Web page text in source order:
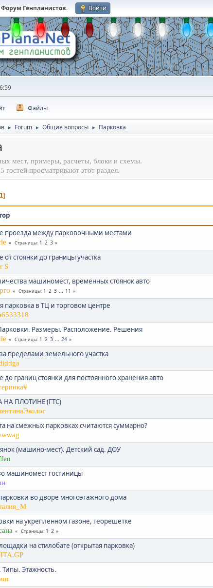
Форум Генпланистов. Войти
Файлы
► Forum ► Общие вопросы ► Парковка
мест, примеры, расчеты, блоки и схемы.
гостей просматривают этот раздел.
проезда между парковочными местами
Страницы 1 2 3
от стоянки до границы участка
S
машиномест, временных стоянок авто
Страницы 1 2 3 ... 11
парковка в ТЦ и торговом центре
Размеры. Расположение. Решения
Страницы 1 2 3 ... 24
пределами земельного участка
до границ стоянки для постоянного хранения авто
НА ПЛОТИНЕ (ГТС)
на смежных парковках считаются суммарно?
(машино-мест). Детский сад. ДОУ
машиномест гостиницы
во дворе многоэтажного дома
на укрепленном газоне, георешетке
Страницы 1 2
на стилобате (открытая парковка)
Этажность.